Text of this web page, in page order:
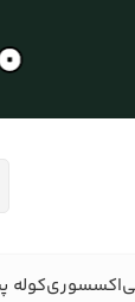
اکسسوریکوله